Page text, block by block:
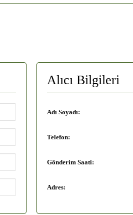
Alıcı Bilgileri
Adı Soyadı:
Telefon:
Gönderim Saati:
Adres: